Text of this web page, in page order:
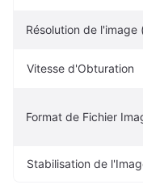
Résolution de l'image
Vitesse d'Obturation
Format de Fichier
Stabilisation de